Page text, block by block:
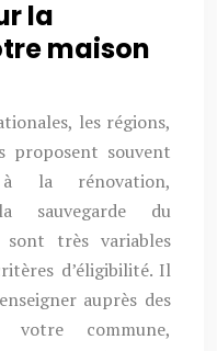
la
maison
les régions,
proposent souvent
la rénovation,
sauvegarde du
sont très variables
d’éligibilité. Il
auprès des
votre commune,